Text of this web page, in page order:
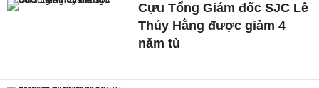
Cựu Tổng Giám đốc SJC Lê
Thúy Hằng được giảm 4
năm tù